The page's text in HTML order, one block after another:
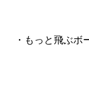
・もっと飛ぶボ